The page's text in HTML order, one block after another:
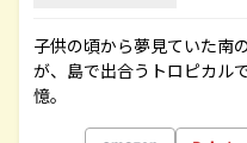
子供の頃から夢見ていた南
が、島で出合うトロピカル
憶。